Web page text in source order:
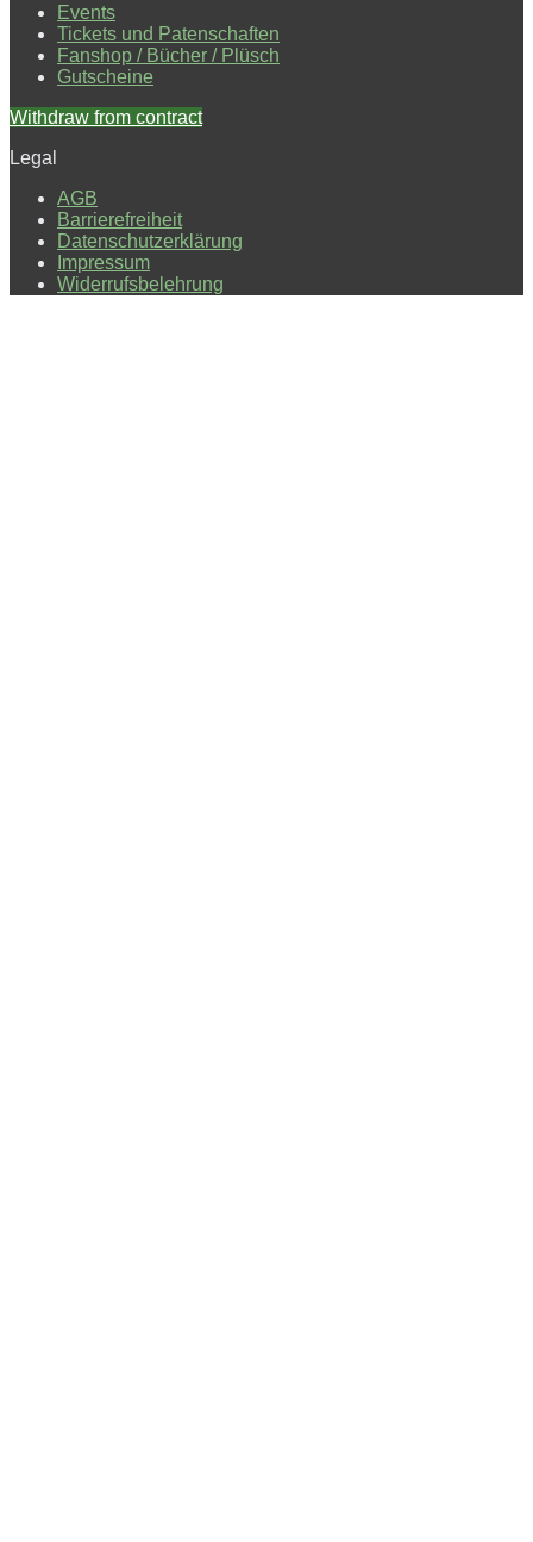
Events
Tickets und Patenschaften
Fanshop / Bücher / Plüsch
Gutscheine
Withdraw from contract
Legal
AGB
Barrierefreiheit
Datenschutzerklärung
Impressum
Widerrufsbelehrung